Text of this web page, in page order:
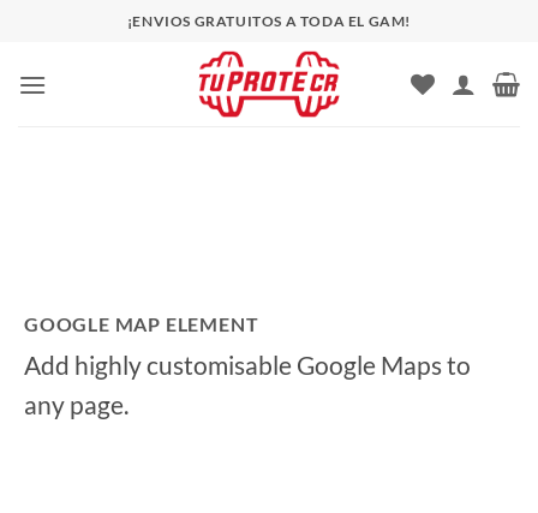
contenido
¡ENVIOS GRATUITOS A TODA EL GAM!
GOOGLE MAP ELEMENT
Add highly customisable Google Maps to
any page.